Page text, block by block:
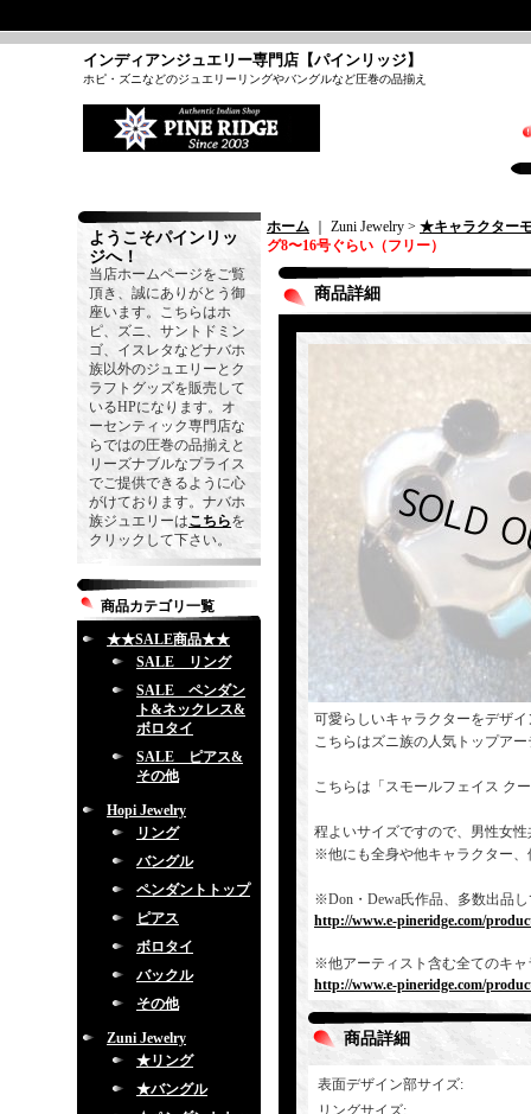
インディアンジュエリー専門店【パインリッジ】
ホピ・ズニなどのジュエリーリングやバングルなど圧巻の品揃え
ようこそパインリッ
ジへ！
当店ホームページをご覧
頂き、誠にありがとう御
座います。こちらはホ
ピ、ズニ、サントドミン
ゴ、イスレタなどナバホ
族以外のジュエリーとク
ラフトグッズを販売して
いるHPになります。オ
ーセンティック専門店な
らではの圧巻の品揃えと
リーズナブルなプライス
でご提供できるように心
がけております。ナバホ
族ジュエリーはこちらを
クリックして下さい。
商品カテゴリ一覧
★★SALE商品★★
SALE リング
SALE ペンダン
ト&ネックレス&
ボロタイ
SALE ピアス&
その他
Hopi Jewelry
リング
バングル
ペンダントトップ
ピアス
ボロタイ
バックル
その他
Zuni Jewelry
★リング
★バングル
ホーム ｜ Zuni Jewelry > ★キャラクター
グ8〜16号ぐらい（フリー）
商品詳細
可愛らしいキャラクターをデザ
こちらはズニ族の人気トップア
こちらは「スモールフェイス ク
程よいサイズですので、男性女
※他にも全身や他キャラクター
※Don・Dewa氏作品、多数出品
http://www.e-pineridge.com/
※他アーティスト含む全てのキ
http://www.e-pineridge.com/
商品詳細
表面デザイン部サイズ:
リングサイズ: